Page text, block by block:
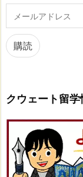
ル
ア
ド
購読
クウェート留